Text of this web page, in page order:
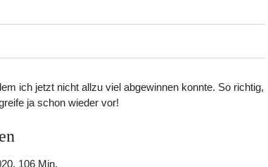
ich jetzt nicht allzu viel abgewinnen konnte. So richtig,
ja schon wieder vor!
106 Min.